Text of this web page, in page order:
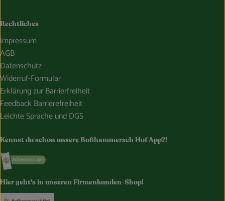
Rechtliches
Impressum
AGB
Datenschutz
Widerruf-Formular
Erklärung zur Barrierfreiheit
Feedback Barrierefreiheit
Leichte Sprache und DGS
Kennst du schon unsere Boßhammersch Hof App?!
Externer Link zu https://www.bosshammersch-
Hier geht's in unseren Firmenkunden-Shop!